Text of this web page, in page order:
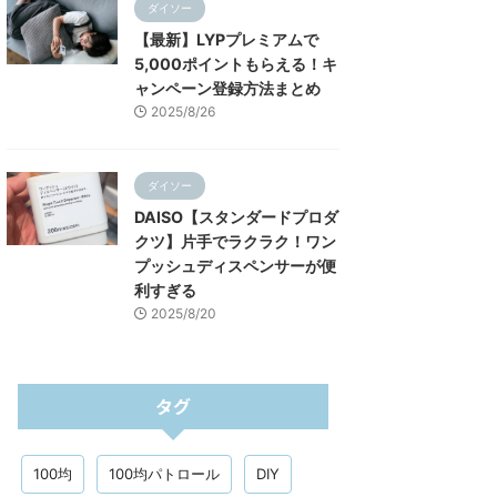
ダイソー
【最新】LYPプレミアムで
5,000ポイントもらえる！キ
ャンペーン登録方法まとめ
2025/8/26
ダイソー
DAISO【スタンダードプロダ
クツ】片手でラクラク！ワン
プッシュディスペンサーが便
利すぎる
2025/8/20
タグ
100均 100均パトロール DIY